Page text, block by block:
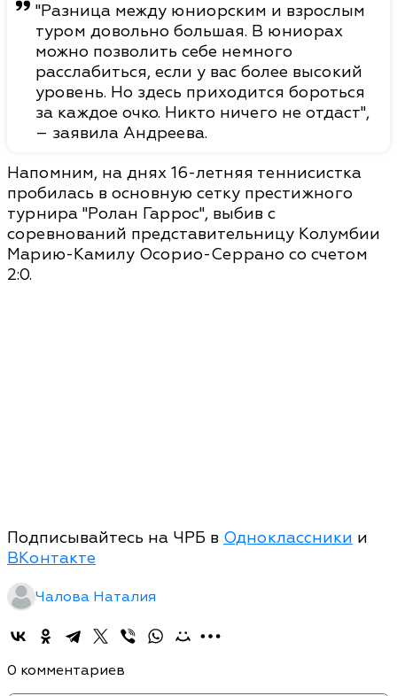
"Разница между юниорским и взрослым
туром довольно большая. В юниорах
можно позволить себе немного
расслабиться, если у вас более высокий
уровень. Но здесь приходится бороться
за каждое очко. Никто ничего не отдаст",
– заявила Андреева.
Напомним, на днях 16-летняя теннисистка
пробилась в основную сетку престижного
турнира "Ролан Гаррос", выбив с
соревнований представительницу Колумбии
Марию-Камилу Осорио-Серрано со счетом
2:0.
Подписывайтесь на ЧРБ в Одноклассники и
ВКонтакте
Чалова Наталия
0 комментариев